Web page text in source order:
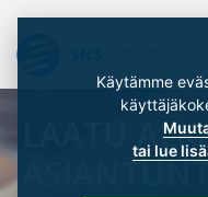
LAATU
Käytämme
tai lue